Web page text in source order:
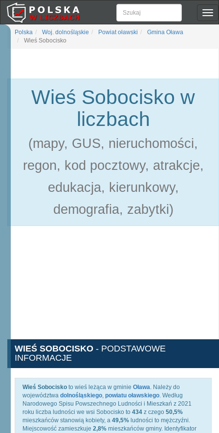
Polska Woj. dolnośląskie Powiat oławski
Gmina Oława
Wieś Sobocisko
Wieś Sobocisko w
liczbach
(mapy, GUS, nieruchomości,
regon, kod pocztowy, atrakcje,
edukacja, kierunkowy,
demografia, zabytki)
WIEŚ SOBOCISKO - PODSTAWOWE
INFORMACJE
Wieś Sobocisko to wieś leżąca w gminie Oława. Należy do
województwa dolnośląskiego, powiatu oławskiego. Według
Narodowego Spisu Powszechnego Ludności i Mieszkań z 2021
roku liczba ludności we wsi Sobocisko to 434 z czego 50,5%
mieszkańców stanowią kobiety, a 49,5% ludności to mężczyźni.
Miejscowość zamieszkuje 2,8% mieszkańców gminy. Identyfikator